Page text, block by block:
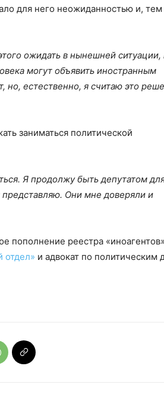
для него неожиданностью и, тем
ожидать в нынешней ситуации,
могут объявить иностранным
но, естественно, я считаю это
заниматься политической
Я продолжу быть депутатом
Они мне доверяли и
пополнение реестра
отдел» и адвокат по политическим